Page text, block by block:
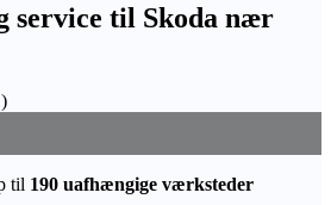
service til Skoda nær
)
til 190 uafhængige værksteder